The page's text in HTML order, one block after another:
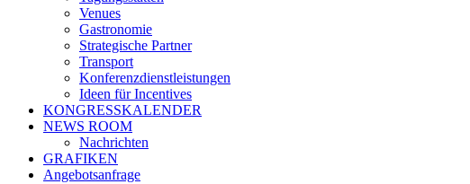
Venues
Gastronomie
Strategische Partner
Transport
Konferenzdienstleistungen
Ideen für Incentives
KONGRESSKALENDER
NEWS ROOM
Nachrichten
GRAFIKEN
Angebotsanfrage